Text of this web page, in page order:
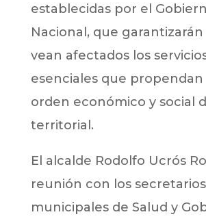
establecidas por el
Nacional, que
vean afectados los
esenciales que
orden económico y social
territorial.
El alcalde Rodolfo Ucrós
reunión con los secretarios
municipales de Salud y